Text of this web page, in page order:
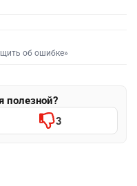
об ошибке»
полезной?
3